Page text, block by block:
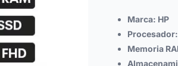
Marca: HP
Memoria